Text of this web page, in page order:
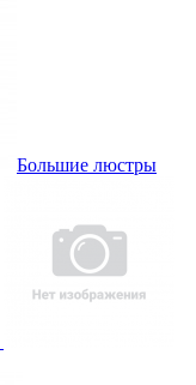
Большие люстры